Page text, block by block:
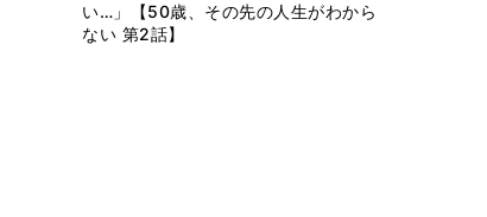
い…」【50歳、その先の人生がわから
ない 第2話】